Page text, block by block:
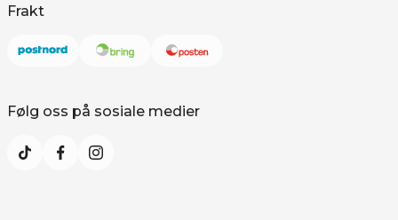
Frakt
Følg oss på sosiale medier